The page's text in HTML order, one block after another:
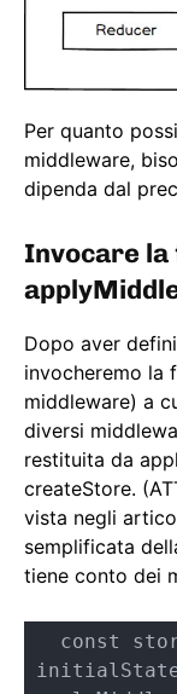
Per quanto
middleware,
dipenda dal
Invocare la
Dopo aver
invocheremo la
middleware) a
diversi
restituita da
createStore.
vista negli
semplificata
tiene conto dei